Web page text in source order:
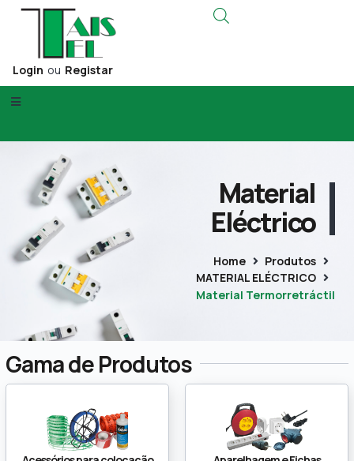
Login ou Registar
Material
Eléctrico
Home
Produtos
MATERIAL ELÉCTRICO
Material Termorretráctil
Gama de Produtos